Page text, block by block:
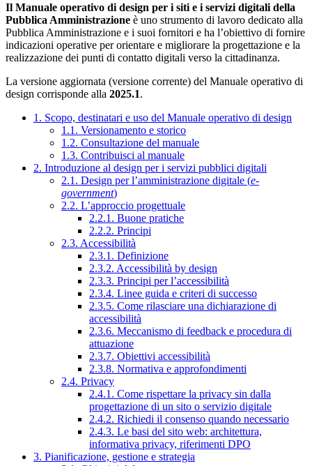
Il Manuale operativo di design per i siti e i servizi digitali della
Pubblica Amministrazione è uno strumento di lavoro dedicato alla
Pubblica Amministrazione e i suoi fornitori e ha l’obiettivo di fornire
indicazioni operative per orientare e migliorare la progettazione e la
realizzazione dei punti di contatto digitali verso la cittadinanza.
La versione aggiornata (versione corrente) del Manuale operativo di
design corrisponde alla 2025.1.
1. Scopo, destinatari e uso del Manuale operativo di design
1.1. Versionamento e storico
1.2. Consultazione del manuale
1.3. Contribuisci al manuale
2. Introduzione al design per i servizi pubblici digitali
2.1. Design per l’amministrazione digitale (e-
government)
2.2. L’approccio progettuale
2.2.1. Buone pratiche
2.2.2. Principi
2.3. Accessibilità
2.3.1. Definizione
2.3.2. Accessibilità by design
2.3.3. Principi per l’accessibilità
2.3.4. Linee guida e criteri di successo
2.3.5. Come rilasciare una dichiarazione di
accessibilità
2.3.6. Meccanismo di feedback e procedura di
attuazione
2.3.7. Obiettivi accessibilità
2.3.8. Normativa e approfondimenti
2.4. Privacy
2.4.1. Come rispettare la privacy sin dalla
progettazione di un sito o servizio digitale
2.4.2. Richiedi il consenso quando necessario
2.4.3. Le basi del sito web: architettura,
informativa privacy, riferimenti DPO
3. Pianificazione, gestione e strategia